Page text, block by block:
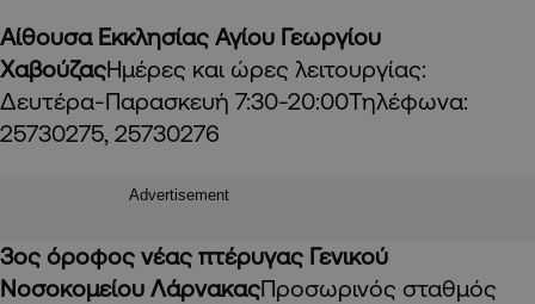
Αίθουσα Εκκλησίας Αγίου Γεωργίου
ΧαβούζαςΗμέρες και ώρες λειτουργίας:
Δευτέρα-Παρασκευή 7:30-20:00Τηλέφωνα:
25730275, 25730276
Advertisement
3ος όροφος νέας πτέρυγας Γενικού
Νοσοκομείου ΛάρνακαςΠροσωρινός σταθμός